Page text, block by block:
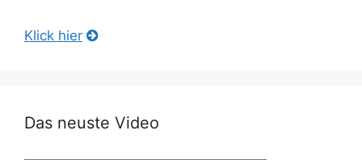
Klick hier
Das neuste Video